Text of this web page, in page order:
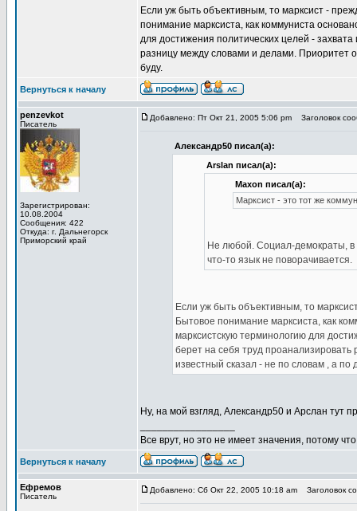
Если уж быть объективным, то марксист -
понимание марксиста, как коммуниста
для достижения политических целей -
разницу между словами и делами. Приоритет
буду.
Вернуться к началу
penzevkot
Писатель
Зарегистрирован:
10.08.2004
Сообщения: 422
Откуда: г. Дальнегорск
Приморский край
Добавлено: Пт Окт 21, 2005 5:06 pm Заголовок
Александр50 писал(а):
Arslan писал(а):
Maxon писал(а):
Марксист - это тот же
Не любой. Социал-демократы, в
что-то язык не поворачивается.
Если уж быть объективным, то
Бытовое понимание марксиста, как
марксистскую терминологию для
берет на себя труд
известный сказал - не по словам , а по
Ну, на мой взгляд, Александр50 и Арслан тут
Все врут, но это не имеет значения, потому
Вернуться к началу
Ефремов
Писатель
Добавлено: Сб Окт 22, 2005 10:18 am Заголовок